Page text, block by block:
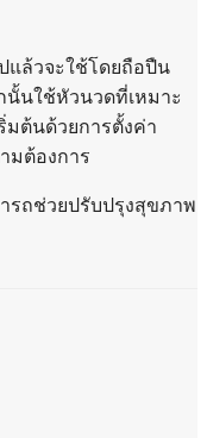
แล้วจะใช้โดยถือปืน
นใช้หัวนวดที่เหมาะ
มต้นด้วยการตั้งค่า
มต้องการ
ถช่วยปรับปรุงสุขภาพ